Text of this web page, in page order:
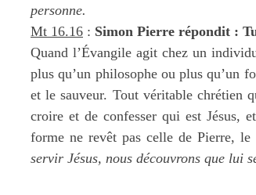
personne.
Mt 16.16 : Simon Pierre répondit :
Quand l’Évangile agit chez un
plus qu’un philosophe ou plus qu’un
et le sauveur. Tout véritable chrétien
croire et de confesser qui est Jésus,
forme ne revêt pas celle de Pierre,
servir Jésus, nous découvrons que lui